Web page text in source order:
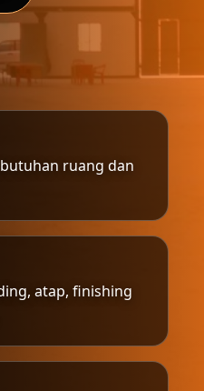
ruang dan
atap, finishing